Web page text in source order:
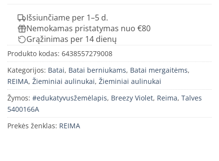
Išsiunčiame per 1–5 d.
Nemokamas pristatymas nuo €80
Grąžinimas per 14 dienų
Produkto kodas: 6438557279008
Kategorijos: Batai, Batai berniukams, Batai mergaitėms,
REIMA, Žieminiai aulinukai, Žieminiai aulinukai
Žymos: #edukatyvusžemėlapis, Breezy Violet, Reima, Talves
5400166A
Prekės ženklas: REIMA